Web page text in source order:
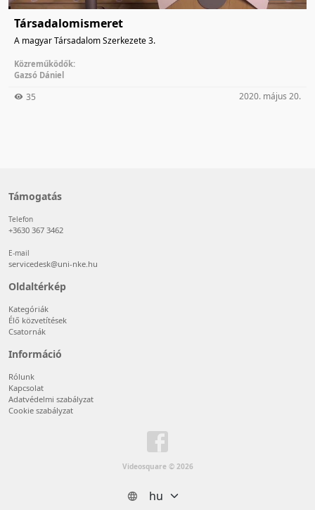
Társadalomismeret
A magyar Társadalom Szerkezete 3.
Közreműködők:
Gazsó Dániel
35 2020. május 20.
Támogatás
Telefon
+3630 367 3462
E-mail
servicedesk@uni-nke.hu
Oldaltérkép
Kategóriák
Élő közvetítések
Csatornák
Információ
Rólunk
Kapcsolat
Adatvédelmi szabályzat
Cookie szabályzat
Videosquare © 2026